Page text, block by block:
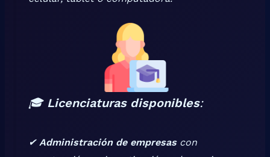
🎓 Licenciaturas disponibles:
✔Administración de empresascon